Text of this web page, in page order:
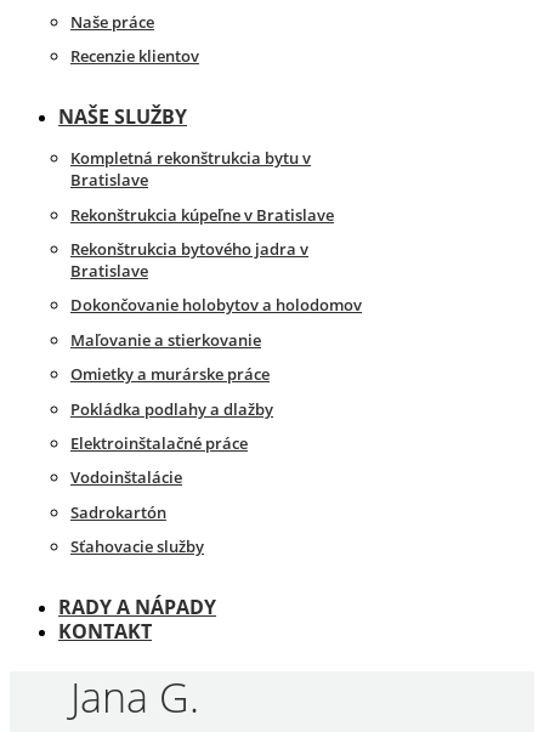
Naše práce
Recenzie klientov
NAŠE SLUŽBY
Kompletná rekonštrukcia bytu v
Bratislave
Rekonštrukcia kúpeľne v Bratislave
Rekonštrukcia bytového jadra v
Bratislave
Dokončovanie holobytov a holodomov
Maľovanie a stierkovanie
Omietky a murárske práce
Pokládka podlahy a dlažby
Elektroinštalačné práce
Vodoinštalácie
Sadrokartón
Sťahovacie služby
RADY A NÁPADY
KONTAKT
Jana G.